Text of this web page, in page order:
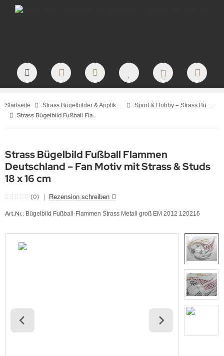
Startseite Strass Bügelbilder & Applikationen zum Aufbügeln Sport & Hobby – Strass Bügelbilder und Motive
Strass Bügelbild Fußball Flammen Deutschland – Fan Motiv mit Studs 18 x 16 cm
Strass Bügelbild Fußball Flammen
Deutschland – Fan Motiv mit Strass & Studs
18 x 16 cm
(0) Rezension schreiben
Art.Nr.: Bügelbild Fußball-Flammen Strass Metall groß EM 2012 120216